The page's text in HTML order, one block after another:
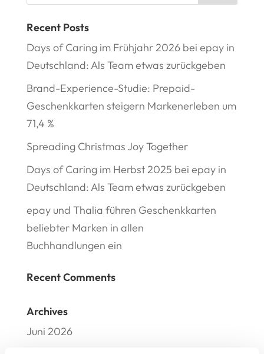
Recent Posts
Days of Caring im Frühjahr 2026 bei epay in
Deutschland: Als Team etwas zurückgeben
Brand-Experience-Studie: Prepaid-
Geschenkkarten steigern Markenerleben um
71,4 %
Spreading Christmas Joy Together
Days of Caring im Herbst 2025 bei epay in
Deutschland: Als Team etwas zurückgeben
epay und Thalia führen Geschenkkarten
beliebter Marken in allen
Buchhandlungen ein
Recent Comments
Archives
Juni 2026